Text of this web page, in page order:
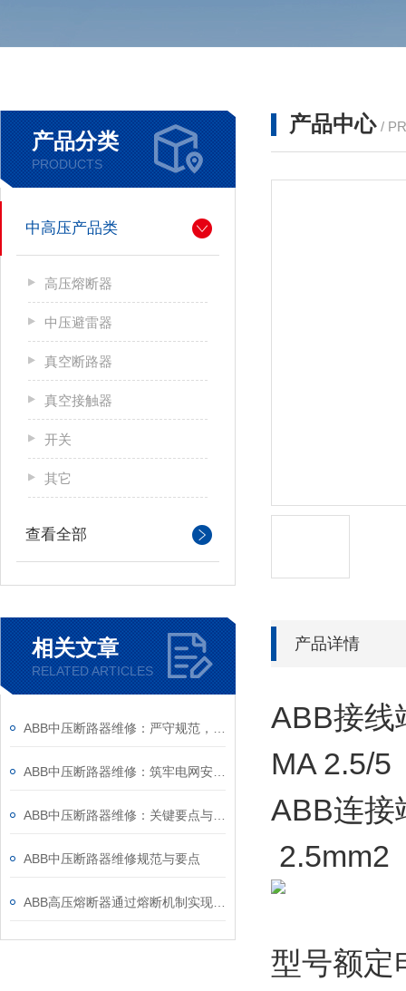
产品分类
PRODUCTS
中高压产品类
高压熔断器
中压避雷器
真空断路器
真空接触器
开关
其它
查看全部
相关文章
RELATED ARTICLES
ABB中压断路器维修规范与要点
产品中心 /
产品详情
ABB接线
MA 2.5/5
ABB连
型号额定